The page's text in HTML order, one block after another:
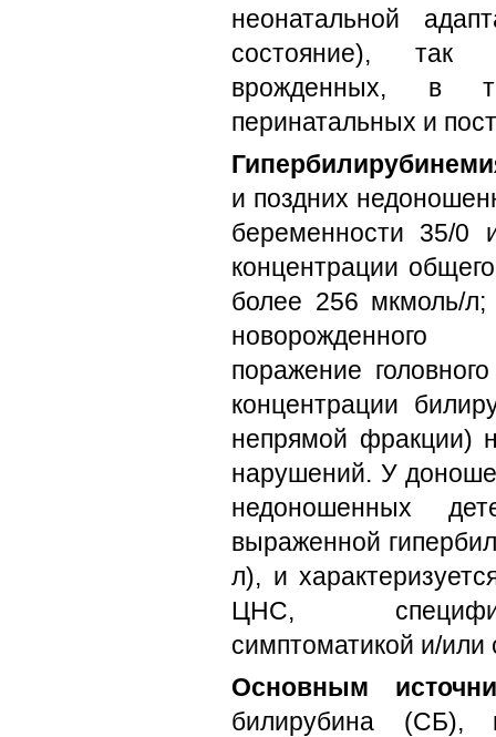
неонатальной
состояние), так
врожденных, в
перинатальных и
и поздних
беременности 35/0
концентрации
более 256 мкмоль/л;
новорожденного
поражение
концентрации
непрямой фракции)
нарушений. У
недоношенных
выраженной
л), и
ЦНС,
симптоматикой и/или
Основным
билирубина (СБ),